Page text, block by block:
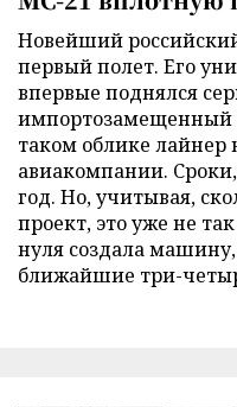
Новейший
первый полет. Его
впервые поднялся
импортозамещенный
таком облике лайнер
авиакомпании.
год. Но, учитывая,
проект, это уже не
нуля создала
ближайшие три-